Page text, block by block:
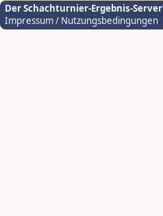
Der Schachturnier-Ergebnis-Server
Impressum / Nutzungsbedingungen